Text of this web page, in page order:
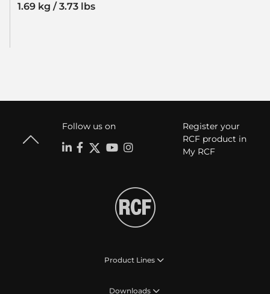
1.69 kg / 3.73 lbs
Follow us on
Register your
RCF product in
My RCF
Product Lines
Downloads